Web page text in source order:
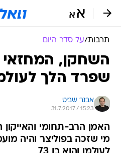
תרבות/על סדר היום
השחקן, המחזאי
שפרד הלך
אבנר שביט
31.7.2017 / 15:23
האמן הרב-תחומי
מי שזכה בפוליצר והיה